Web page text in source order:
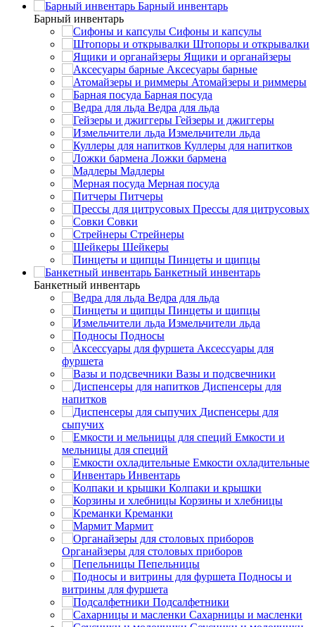
Барный инвентарь
Барный инвентарь
Сифоны и капсулы
Штопоры и открывалки
Ящики и органайзеры
Аксесуары барные
Атомайзеры и риммеры
Барная посуда
Ведра для льда
Гейзеры и джиггеры
Измельчители льда
Куллеры для напитков
Ложки бармена
Мадлеры
Мерная посуда
Питчеры
Прессы для цитрусовых
Совки
Стрейнеры
Шейкеры
Пинцеты и щипцы
Банкетный инвентарь
Банкетный инвентарь
Ведра для льда
Пинцеты и щипцы
Измельчители льда
Подносы
Аксессуары для
фуршета
Вазы и подсвечники
Диспенсеры для
напитков
Диспенсеры для
сыпучих
Емкости и
мельницы для специй
Емкости охладительные
Инвентарь
Колпаки и крышки
Корзины и хлебницы
Креманки
Мармит
Органайзеры для столовых приборов
Пепельницы
Подносы и
витрины для фуршета
Подсалфетники
Сахарницы и масленки